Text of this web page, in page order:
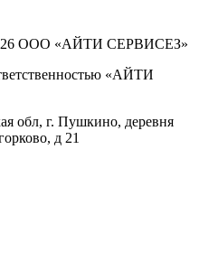
ООО «АЙТИ СЕРВИСЕЗ»
«АЙТИ
обл, г. Пушкино, деревня
д 21